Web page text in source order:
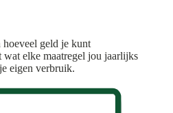
geld je kunt
wat elke maatregel jou jaarlijks
eigen verbruik.